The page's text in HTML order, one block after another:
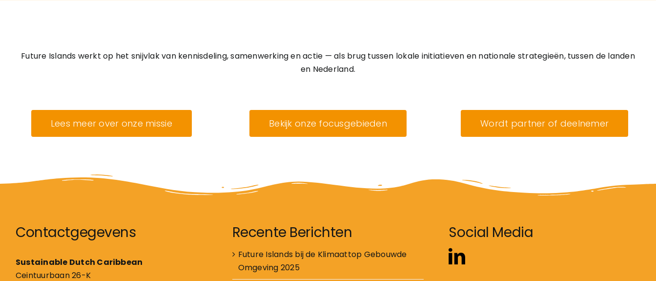
Future Islands werkt op het snijvlak van kennisdeling, samenwerking en actie — als brug tussen lokale initiatieven en nationale strategieën, tussen de landen
en Nederland.
Lees meer over onze missie Bekijk onze focusgebieden Wordt partner of deelnemer
Contactgegevens
Sustainable Dutch Caribbean
Ceintuurbaan 26-K
Recente Berichten
Future Islands bij de Klimaattop Gebouwde
Omgeving 2025
Social Media